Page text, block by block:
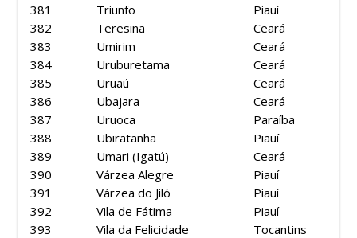
381
382
383
384
385
386
387
388
389
390
391
392
393
Triunfo
Teresina
Umirim
Uruburetama
Uruaú
Ubajara
Uruoca
Ubiratanha
Umari (Igatú)
Várzea Alegre
Várzea do Jiló
Vila de Fátima
Vila da Felicidade
Piauí
Ceará
Ceará
Ceará
Ceará
Ceará
Paraíba
Piauí
Ceará
Piauí
Piauí
Piauí
Tocantins